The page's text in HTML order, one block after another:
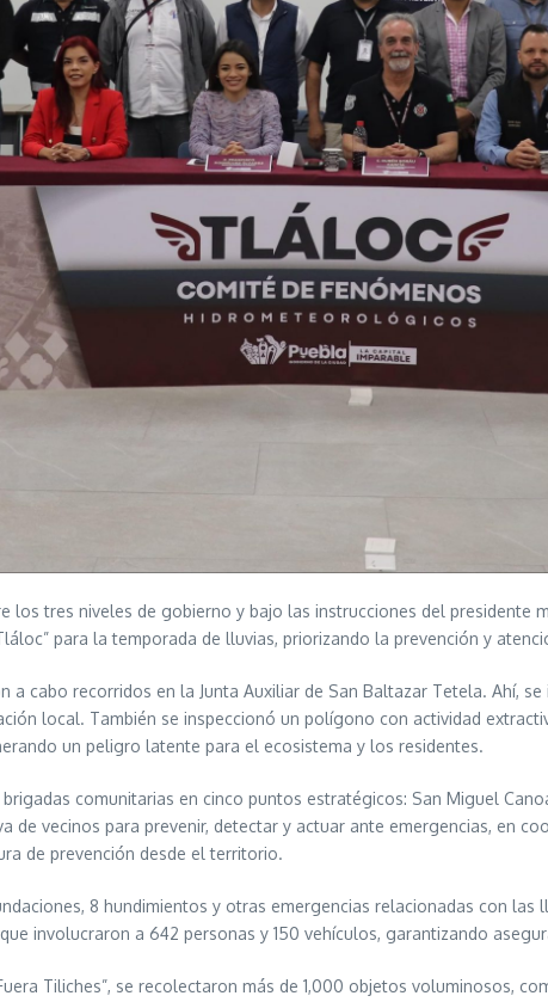
tres niveles de gobierno y bajo las instrucciones del presidente
para la temporada de lluvias, priorizando la prevención y
cabo recorridos en la Junta Auxiliar de San Baltazar Tetela. Ahí,
local. También se inspeccionó un polígono con actividad
un peligro latente para el ecosistema y los residentes.
comunitarias en cinco puntos estratégicos: San Miguel
de vecinos para prevenir, detectar y actuar ante emergencias, en
de prevención desde el territorio.
8 hundimientos y otras emergencias relacionadas con
involucraron a 642 personas y 150 vehículos, garantizando
Tiliches”, se recolectaron más de 1,000 objetos voluminosos,